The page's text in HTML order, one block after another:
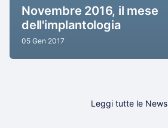
Novembre 2016, il mese
dell'implantologia
05 Gen 2017
Leggi tutte le News